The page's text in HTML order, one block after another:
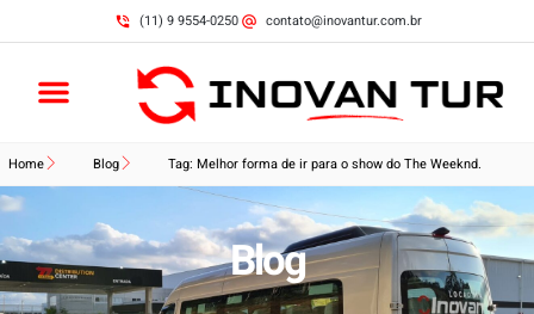
(11) 9 9554-0250 contato@inovantur.com.br
Home Blog Tag: Melhor forma de ir para o show do The Weeknd.
Blog